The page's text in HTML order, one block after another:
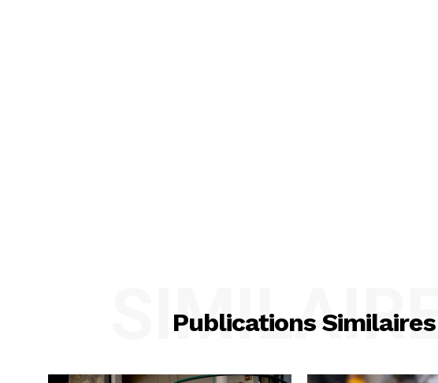
Publications Similaires